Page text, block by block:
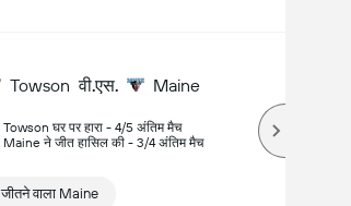
Towson वी.एस. Maine
Towson घर पर हारा - 4/5 अंतिम मैच
Maine ने जीत हासिल की - 3/4 अंतिम मैच
जीतने वाला Maine